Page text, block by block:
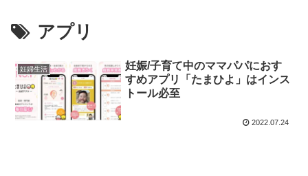
アプリ
妊婦生活
妊娠/子育て中のママパパにおす
すめアプリ「たまひよ」はインス
トール必至
2022.07.24